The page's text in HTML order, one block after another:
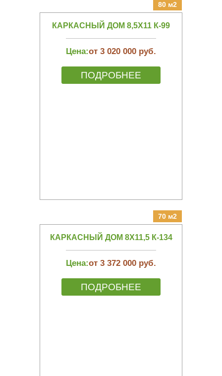
80 м2
КАРКАСНЫЙ ДОМ 8,5Х11 К-99
Цена:от 3 020 000 руб.
ПОДРОБНЕЕ
70 м2
КАРКАСНЫЙ ДОМ 8Х11,5 К-134
Цена:от 3 372 000 руб.
ПОДРОБНЕЕ